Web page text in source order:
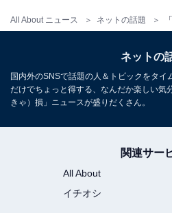
All About ニュース ネットの話題
ネットの
国内外のSNSで話題の人＆トピックをタイ
だけでちょっと得する、なんだか楽しい気
きゃ）損」ニュースが盛りだくさん。
関連サー
All About
イチオシ